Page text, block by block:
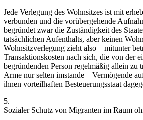
Jede Verlegung des Wohnsitzes ist mit
verbunden und die vorübergehende
begründet zwar die Zuständigkeit des
tatsächlichen Aufenthalts, aber keinen
Wohnsitzverlegung zieht also – mitunter
Transaktionskosten nach sich, die von der
begründenden Person regelmäßig allein zu
Arme nur selten imstande – Vermögende
ihnen vorteilhaften Besteuerungsstaat
5.
Sozialer Schutz von Migranten im Raum